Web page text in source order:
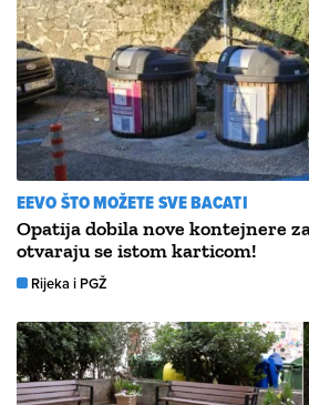
EEVO ŠTO MOŽETE SVE BACATI
Opatija dobila nove kontejnere
otvaraju se istom karticom!
Rijeka i PGŽ